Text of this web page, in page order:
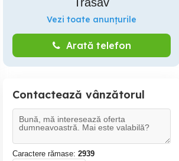
Vezi toate anunțurile
Arată telefon
Contactează vânzătorul
Caractere rămase: 2939